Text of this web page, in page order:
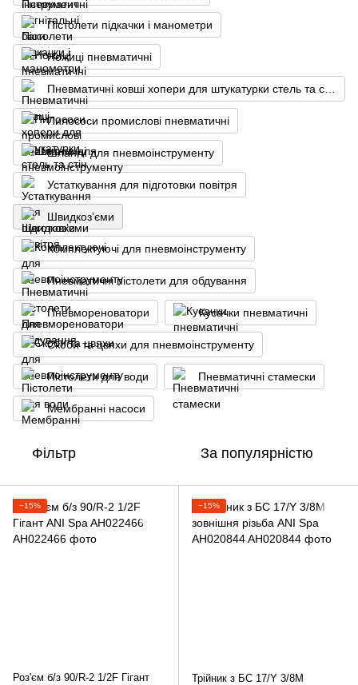
Пістолети підкачки і манометри
Ножиці пневматичні
Пилососи промислові пневматичні
Шланги для пневмоінструменту
Устаткування для підготовки повітря
Швидкоз’єми
Комплектуючі для пневмоінструменту
Пневматичні пістолети для обдування
Пневмореноватори Кусачки пневматичні
Скоби та цвяхи для пневмоінструменту
Пістолети для води Пневматичні стамески
Мембранні насоси
Фільтр За популярністю
−15%
Роз'єм б/з 90/R-2 1/2F Гігант
−15%
Трійник з БС 17/Y 3/8M